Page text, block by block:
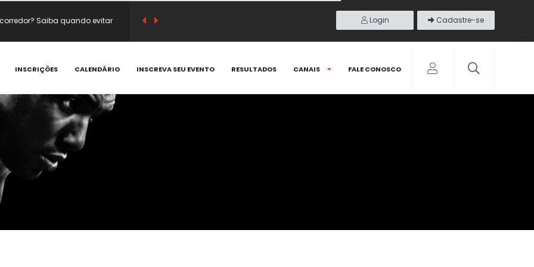
acontecem e como prevenir
Login Cadastre-se
INSCRIÇÕES CALENDÁRIO INSCREVA SEU EVENTO RESULTADOS CANAIS FALE CONOSCO